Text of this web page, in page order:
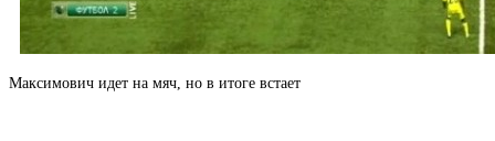
Максимович идет на мяч, но в итоге встает